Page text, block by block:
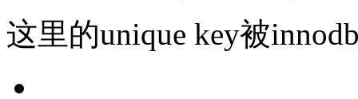
这里的unique key被